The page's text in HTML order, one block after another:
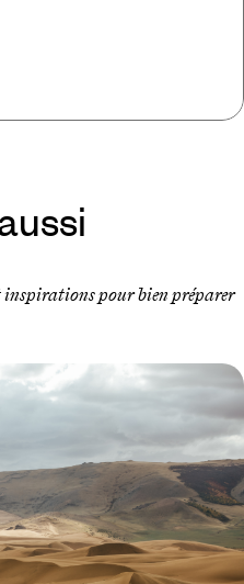
inspirations pour bien préparer